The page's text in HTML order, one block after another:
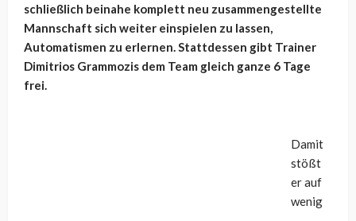
schließlich beinahe komplett neu zusammengestellte
Mannschaft sich weiter einspielen zu lassen,
Automatismen zu erlernen. Stattdessen gibt Trainer
Dimitrios Grammozis dem Team gleich ganze 6 Tage
frei.
Damit
stößt
er auf
wenig